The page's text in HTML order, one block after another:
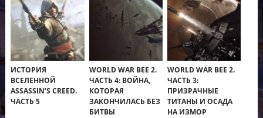
ИСТОРИЯ
ВСЕЛЕННОЙ
ASSASSIN’S CREED.
ЧАСТЬ 5
WORLD WAR BEE 2.
ЧАСТЬ 4: ВОЙНА,
КОТОРАЯ
ЗАКОНЧИЛАСЬ БЕЗ
БИТВЫ
WORLD WAR BEE 2.
ЧАСТЬ 3:
ПРИЗРАЧНЫЕ
ТИТАНЫ И ОСАДА
НА ИЗМОР